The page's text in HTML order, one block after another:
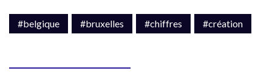
#belgique #bruxelles #chiffres #création